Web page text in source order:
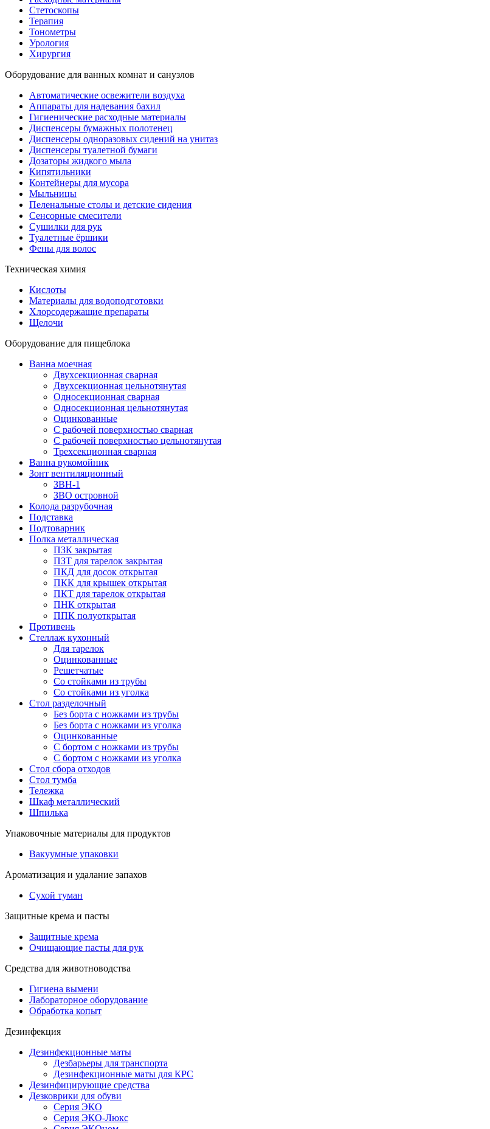
Стетоскопы
Терапия
Тонометры
Урология
Хирургия
Оборудование для ванных комнат и санузлов
Автоматические освежители воздуха
Аппараты для надевания бахил
Гигиенические расходные материалы
Диспенсеры бумажных полотенец
Диспенсеры одноразовых сидений на унитаз
Диспенсеры туалетной бумаги
Дозаторы жидкого мыла
Кипятильники
Контейнеры для мусора
Мыльницы
Пеленальные столы и детские сидения
Сенсорные смесители
Сушилки для рук
Туалетные ёршики
Фены для волос
Техническая химия
Кислоты
Материалы для водоподготовки
Хлорсодержащие препараты
Щелочи
Оборудование для пищеблока
Ванна моечная
Двухсекционная сварная
Двухсекционная цельнотянутая
Односекционная сварная
Односекционная цельнотянутая
Оцинкованные
С рабочей поверхностью сварная
С рабочей поверхностью цельнотянутая
Трехсекционная сварная
Ванна рукомойник
Зонт вентиляционный
ЗВН-1
ЗВО островной
Колода разрубочная
Подставка
Подтоварник
Полка металлическая
ПЗК закрытая
ПЗТ для тарелок закрытая
ПКД для досок открытая
ПКК для крышек открытая
ПКТ для тарелок открытая
ПНК открытая
ППК полуоткрытая
Противень
Стеллаж кухонный
Для тарелок
Оцинкованные
Решетчатые
Со стойками из трубы
Со стойками из уголка
Стол разделочный
Без борта с ножками из трубы
Без борта с ножками из уголка
Оцинкованные
С бортом с ножками из трубы
С бортом с ножками из уголка
Стол сбора отходов
Стол тумба
Тележка
Шкаф металлический
Шпилька
Упаковочные материалы для продуктов
Вакуумные упаковки
Ароматизация и удалание запахов
Сухой туман
Защитные крема и пасты
Защитные крема
Очищающие пасты для рук
Средства для животноводства
Гигиена вымени
Лабораторное оборудование
Обработка копыт
Дезинфекция
Дезинфекционные маты
Дезбарьеры для транспорта
Дезинфекционные маты для КРС
Дезинфицирующие средства
Дезковрики для обуви
Серия ЭКО
Серия ЭКО-Люкс